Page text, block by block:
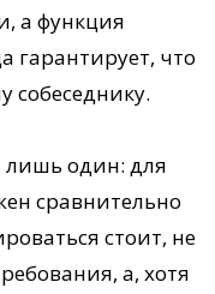
а функция
гарантирует, что
собеседнику.
лишь один: для
сравнительно
стоит, не
а, хотя